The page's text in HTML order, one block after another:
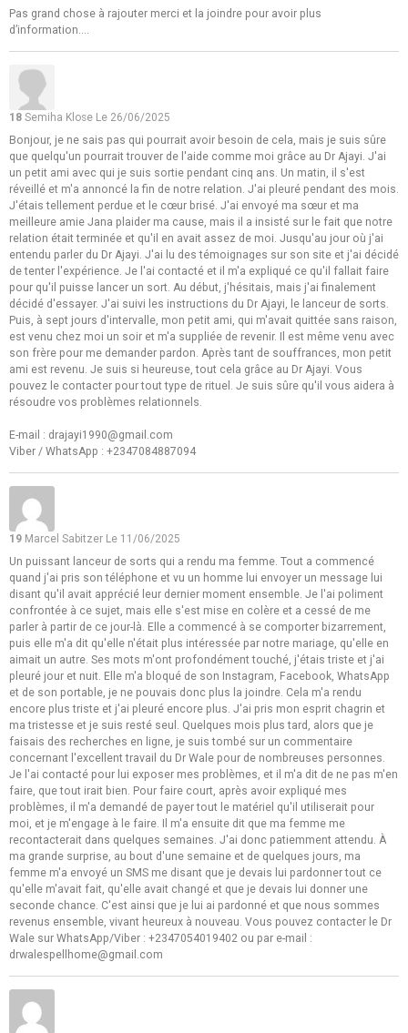
Pas grand chose à rajouter merci et la joindre pour avoir plus
d’information....
18 Semiha Klose Le 26/06/2025
Bonjour, je ne sais pas qui pourrait avoir besoin de cela, mais je suis sûre
que quelqu'un pourrait trouver de l'aide comme moi grâce au Dr Ajayi. J'ai
un petit ami avec qui je suis sortie pendant cinq ans. Un matin, il s'est
réveillé et m'a annoncé la fin de notre relation. J'ai pleuré pendant des mois.
J'étais tellement perdue et le cœur brisé. J'ai envoyé ma sœur et ma
meilleure amie Jana plaider ma cause, mais il a insisté sur le fait que notre
relation était terminée et qu'il en avait assez de moi. Jusqu'au jour où j'ai
entendu parler du Dr Ajayi. J'ai lu des témoignages sur son site et j'ai décidé
de tenter l'expérience. Je l'ai contacté et il m'a expliqué ce qu'il fallait faire
pour qu'il puisse lancer un sort. Au début, j'hésitais, mais j'ai finalement
décidé d'essayer. J'ai suivi les instructions du Dr Ajayi, le lanceur de sorts.
Puis, à sept jours d'intervalle, mon petit ami, qui m'avait quittée sans raison,
est venu chez moi un soir et m'a suppliée de revenir. Il est même venu avec
son frère pour me demander pardon. Après tant de souffrances, mon petit
ami est revenu. Je suis si heureuse, tout cela grâce au Dr Ajayi. Vous
pouvez le contacter pour tout type de rituel. Je suis sûre qu'il vous aidera à
résoudre vos problèmes relationnels.
E-mail : drajayi1990@gmail.com
Viber / WhatsApp : +2347084887094
19 Marcel Sabitzer Le 11/06/2025
Un puissant lanceur de sorts qui a rendu ma femme. Tout a commencé
quand j'ai pris son téléphone et vu un homme lui envoyer un message lui
disant qu'il avait apprécié leur dernier moment ensemble. Je l'ai poliment
confrontée à ce sujet, mais elle s'est mise en colère et a cessé de me
parler à partir de ce jour-là. Elle a commencé à se comporter bizarrement,
puis elle m'a dit qu'elle n'était plus intéressée par notre mariage, qu'elle en
aimait un autre. Ses mots m'ont profondément touché, j'étais triste et j'ai
pleuré jour et nuit. Elle m'a bloqué de son Instagram, Facebook, WhatsApp
et de son portable, je ne pouvais donc plus la joindre. Cela m'a rendu
encore plus triste et j'ai pleuré encore plus. J'ai pris mon esprit chagrin et
ma tristesse et je suis resté seul. Quelques mois plus tard, alors que je
faisais des recherches en ligne, je suis tombé sur un commentaire
concernant l'excellent travail du Dr Wale pour de nombreuses personnes.
Je l'ai contacté pour lui exposer mes problèmes, et il m'a dit de ne pas m'en
faire, que tout irait bien. Pour faire court, après avoir expliqué mes
problèmes, il m'a demandé de payer tout le matériel qu'il utiliserait pour
moi, et je m'engage à le faire. Il m'a ensuite dit que ma femme me
recontacterait dans quelques semaines. J'ai donc patiemment attendu. À
ma grande surprise, au bout d'une semaine et de quelques jours, ma
femme m'a envoyé un SMS me disant que je devais lui pardonner tout ce
qu'elle m'avait fait, qu'elle avait changé et que je devais lui donner une
seconde chance. C'est ainsi que je lui ai pardonné et que nous sommes
revenus ensemble, vivant heureux à nouveau. Vous pouvez contacter le Dr
Wale sur WhatsApp/Viber : +2347054019402 ou par e-mail :
drwalespellhome@gmail.com